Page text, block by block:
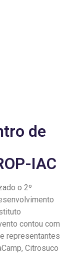
de
IAC
o 2º
contou com
representantes
Citrosuco